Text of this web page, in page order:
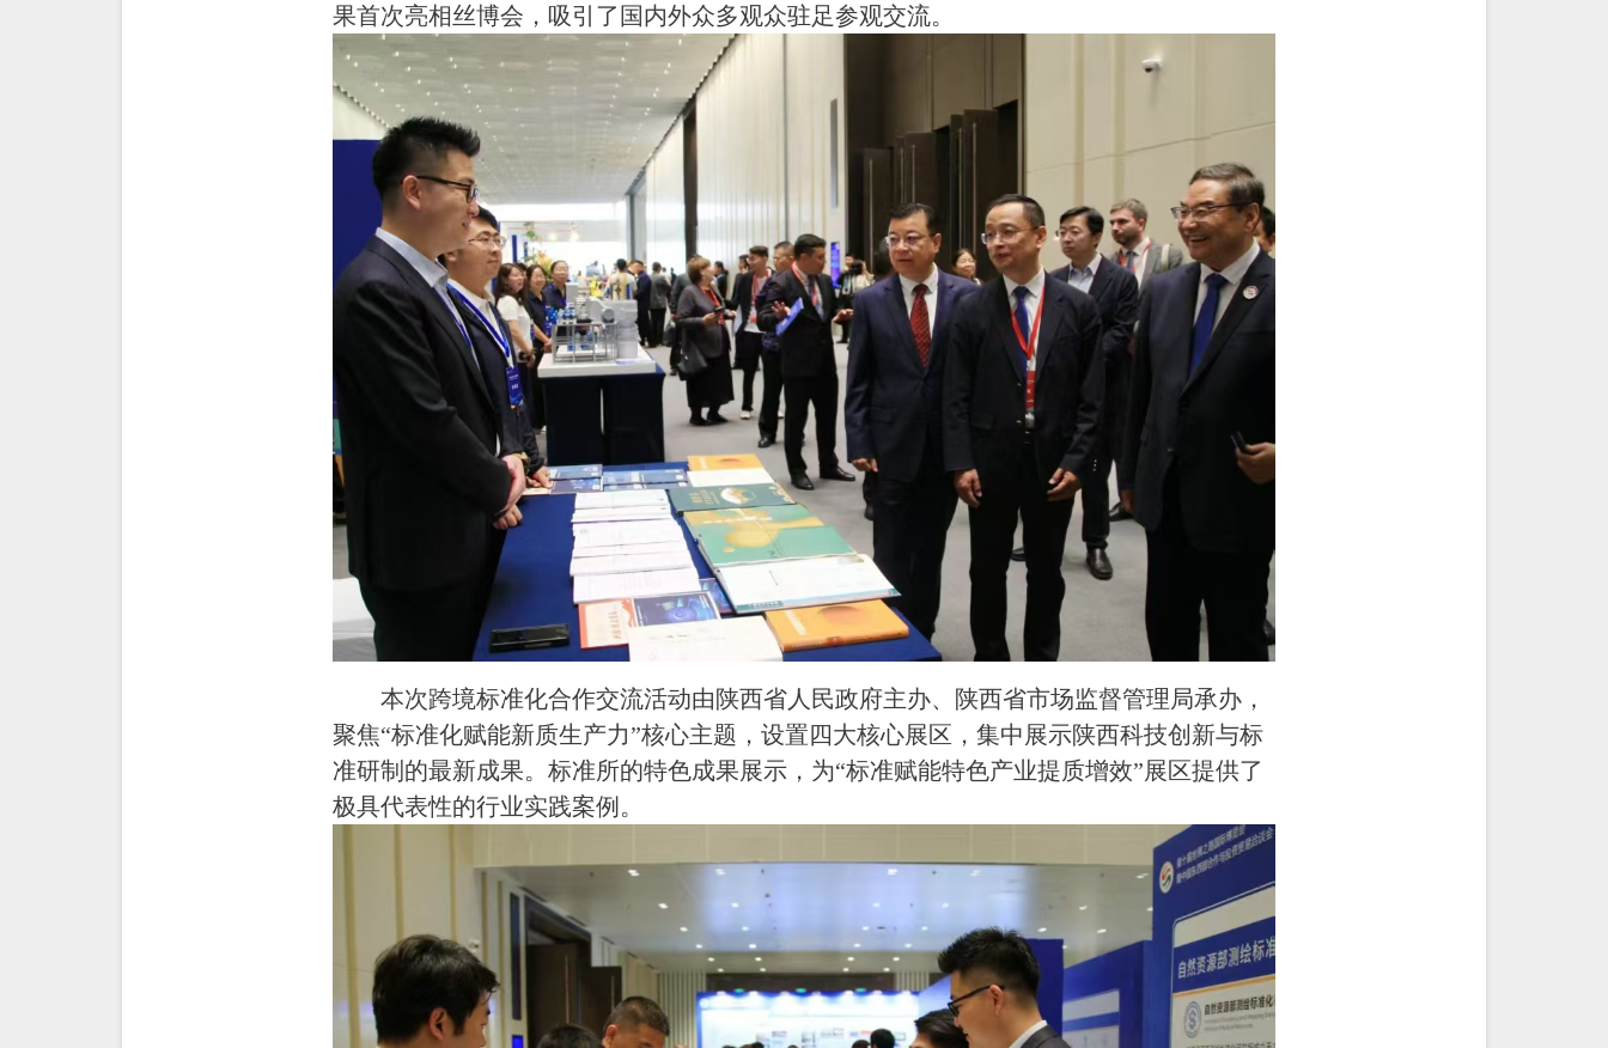
果首次亮相丝博会，吸引了国内外众多观众驻足参观交流。
本次跨境标准化合作交流活动由陕西省人民政府主办、陕西省市场监督管理局承办，
聚焦“标准化赋能新质生产力”核心主题，设置四大核心展区，集中展示陕西科技创新与标
准研制的最新成果。标准所的特色成果展示，为“标准赋能特色产业提质增效”展区提供了
极具代表性的行业实践案例。